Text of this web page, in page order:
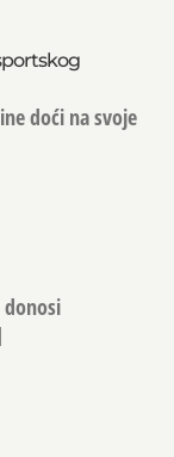
doći na svoje
donosi